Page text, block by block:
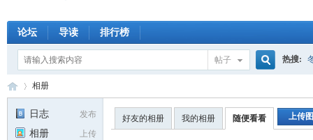
论坛 导读 排行榜
帖子 热搜:
相册
发布
日志
上传
相册
好友的相册 我的相册 随便看看 上传